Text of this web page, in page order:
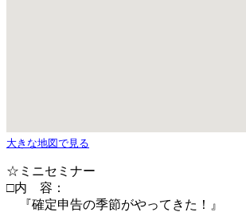
大きな地図で見る
☆ミニセミナー
□内 容：
『確定申告の季節がやってきた！』